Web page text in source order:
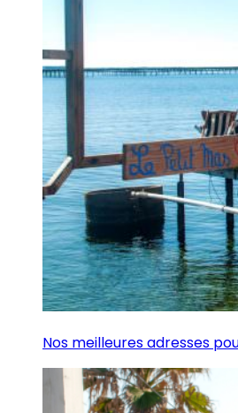
Nos meilleures adresses